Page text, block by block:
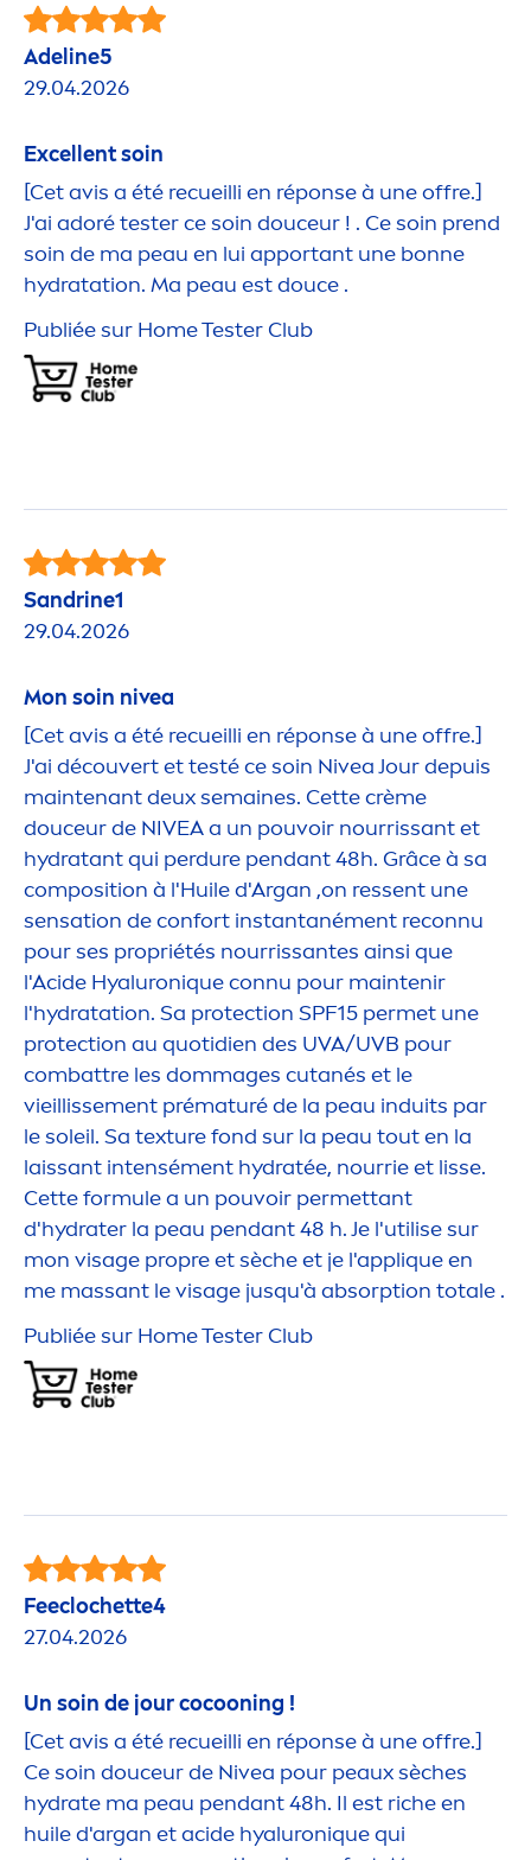
Adeline5
29.04.2026
Excellent soin
[Cet avis a été recueilli en réponse à une offre.]
J'ai adoré tester ce soin douceur ! . Ce soin prend
soin de ma peau en lui apportant une bonne
hydratation. Ma peau est douce .
Publiée sur Home Tester Club
Sandrine1
29.04.2026
Mon soin nivea
[Cet avis a été recueilli en réponse à une offre.]
J'ai découvert et testé ce soin NiveaJour depuis
maintenant deux semaines. Cette crème
douceur de NIVEAa un pouvoir nourrissant et
hydratant qui perdure pendant 48h. Grâce à sa
composition à l'Huile d'Argan ,on ressent une
sensation de confort instantanément reconnu
pour ses propriétés nourrissantes ainsi que
l'Acide Hyaluronique connu pour maintenir
l'hydratation. Sa protection SPF15 permet une
protection au quotidien des UVA/UVB pour
combattre les dommages cutanés et le
vieillissement prématuré de la peau induits par
le soleil. Sa texture fond sur la peau tout en la
laissant intensément hydratée, nourrie et lisse.
Cette formule a un pouvoir permettant
d'hydrater la peau pendant 48 h. Je l'utilise sur
mon visage propre et sèche et je l'applique en
me massant le visage jusqu'à absorption totale .
Publiée sur Home Tester Club
Feeclochette4
27.04.2026
Un soin de jour cocooning !
[Cet avis a été recueilli en réponse à une offre.]
Ce soin douceur de Nivea pour peaux sèches
hydrate ma peau pendant 48h. Il est riche en
huile d'argan et acide hyaluronique qui